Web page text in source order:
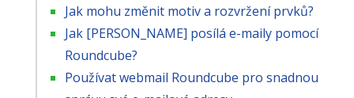
Jak mohu změnit motiv a rozvržení prvků?
Jak [PERSON_NAME] posílá e-maily pomocí
Roundcube?
Používat webmail Roundcube pro snadnou